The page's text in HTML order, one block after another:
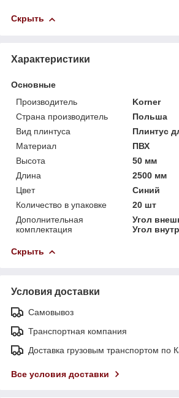
Скрыть
Характеристики
Основные
Производитель
Korner
Страна производитель
Польша
Вид плинтуса
Плинтус
Материал
ПВХ
Высота
50 мм
Длина
2500 мм
Цвет
Синий
Количество в упаковке
20 шт
Дополнительная
комплектация
Угол
Угол
Скрыть
Условия доставки
Самовывоз
Транспортная компания
Доставка грузовым транспортом по
Все условия доставки